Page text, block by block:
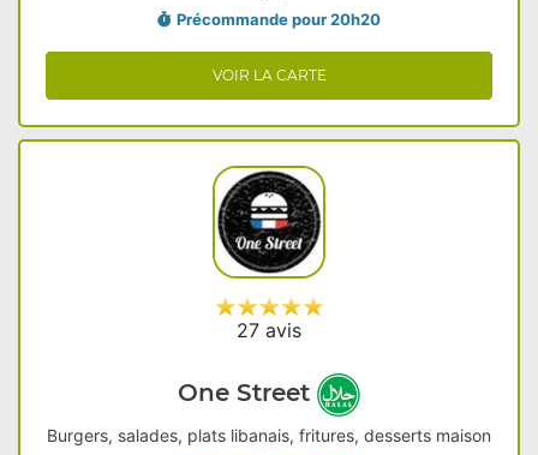
Précommande pour 20h20
VOIR LA CARTE
27 avis
One Street
Burgers, salades, plats libanais, fritures, desserts maison